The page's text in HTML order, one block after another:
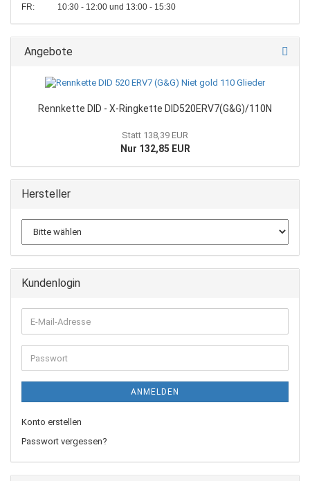
FR: 10:30 - 12:00 und 13:00 - 15:30
Angebote
Rennkette DID - X-Ringkette DID520ERV7(G&G)/110N
Statt 138,39 EUR
Nur 132,85 EUR
Hersteller
Kundenlogin
E-
Mail-
Adresse
Passwort
ANMELDEN
Konto erstellen
Passwort vergessen?